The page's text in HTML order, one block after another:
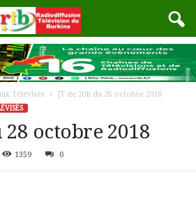
Télévisés
JT de 20h du 28 octobre 2018
28 octobre 2018
1359 0